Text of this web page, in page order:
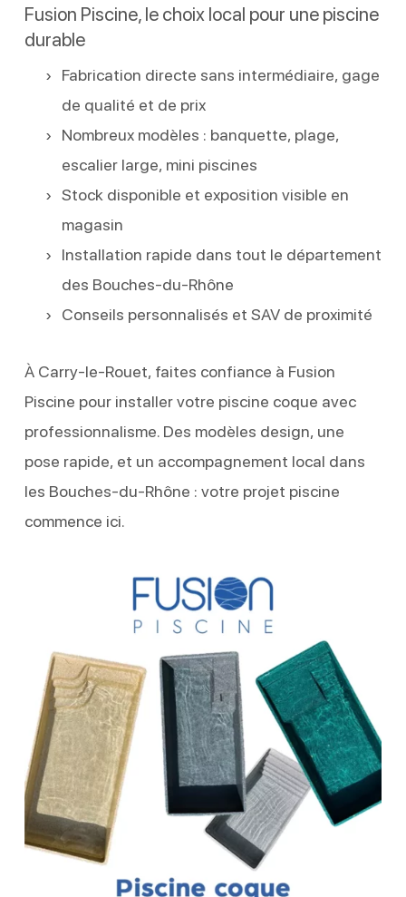
Fusion Piscine, le choix local pour une piscine
durable
Fabrication directe sans intermédiaire, gage
de qualité et de prix
Nombreux modèles : banquette, plage,
escalier large, mini piscines
Stock disponible et exposition visible en
magasin
Installation rapide dans tout le département
des Bouches-du-Rhône
Conseils personnalisés et SAV de proximité
À Carry-le-Rouet, faites confiance à Fusion
Piscine pour installer votre piscine coque avec
professionnalisme. Des modèles design, une
pose rapide, et un accompagnement local dans
les Bouches-du-Rhône : votre projet piscine
commence ici.